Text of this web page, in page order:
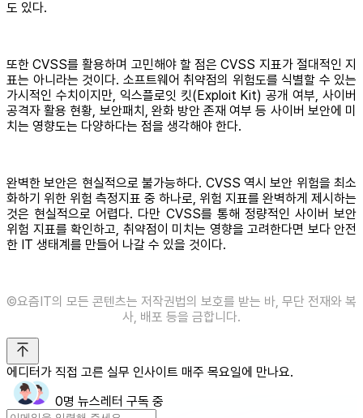
도 있다.
또한 CVSS를 활용하며 고민해야 할 점은 CVSS 지표가 절대적인 지
표는 아니라는 것이다. 소프트웨어 취약점의 위험도를 식별할 수 있는
가시적인 수치이지만, 익스플로잇 킷(Exploit Kit) 공개 여부, 사이버
공격자 활용 현황, 보안패치, 완화 방안 존재 여부 등 사이버 보안에 미
치는 영향도는 다양하다는 점을 생각해야 한다.
완벽한 보안은 현실적으로 불가능하다. CVSS 역시 보안 위험을 최소
화하기 위한 위험 측정지표 중 하나로, 위험 지표를 완벽하게 제시하는
것은 현실적으로 어렵다. 다만 CVSS를 통해 정량적인 사이버 보안
위험 지표를 확인하고, 취약점이 미치는 영향을 고려한다면 보다 안전
한 IT 생태계를 만들어 나갈 수 있을 것이다.
©️요즘IT의 모든 콘텐츠는 저작권법의 보호를 받는 바, 무단 전재와 복
사, 배포 등을 금합니다.
에디터가 직접 고른 실무 인사이트 매주 목요일에 만나요.
0명 뉴스레터 구독 중